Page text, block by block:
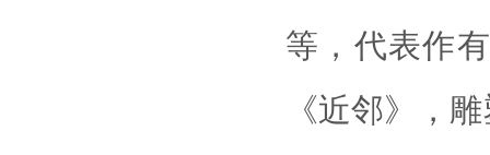
等，代表作
《近邻》，